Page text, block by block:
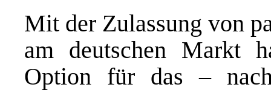
Mit der Zulassung von
am deutschen Markt
Option für das –